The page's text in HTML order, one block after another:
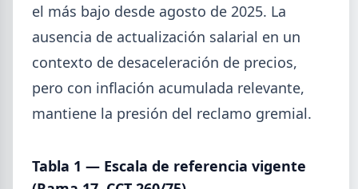
ACERO 2026-07-23
Producción Mundial de Acero –
La producción mundial de acero crudo alcanzó
155,7 Mt en junio 2026 (+1,7% i.a.), mientras el
el más bajo desde agosto de 2025. La
ausencia de actualización salarial en un
contexto de desaceleración de precios,
pero con inflación acumulada relevante,
mantiene la presión del reclamo gremial.
Tabla 1 — Escala de referencia vigente